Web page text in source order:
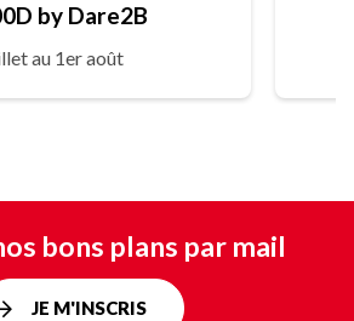
by Dare2B
au 1er août
bons plans par mail
JE M'INSCRIS